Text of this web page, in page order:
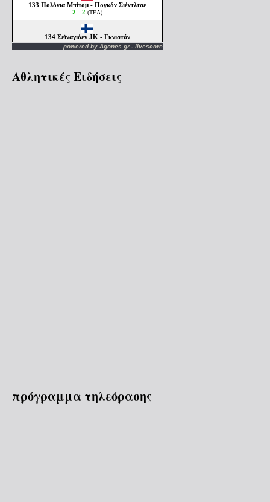
powered by Agones.gr- livescore
Αθλητικές Ειδήσεις
πρόγραμμα τηλεόρασης